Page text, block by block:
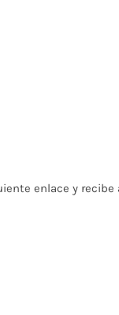
enlace y